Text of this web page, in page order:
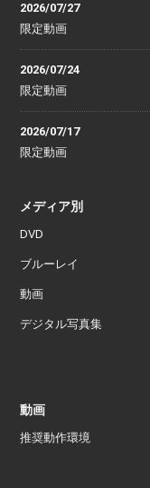
2026/07/27
限定動画
2026/07/24
限定動画
2026/07/17
限定動画
メディア別
DVD
ブルーレイ
動画
デジタル写真集
動画
推奨動作環境